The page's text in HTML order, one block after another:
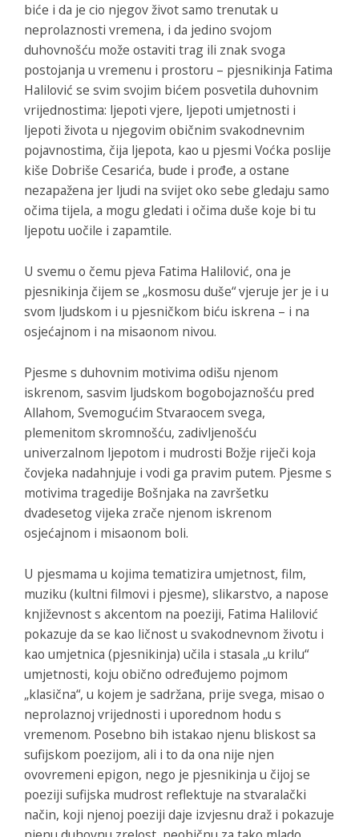
biće i da je cio njegov život samo trenutak u
neprolaznosti vremena, i da jedino svojom
duhovnošću može ostaviti trag ili znak svoga
postojanja u vremenu i prostoru – pjesnikinja Fatima
Halilović se svim svojim bićem posvetila duhovnim
vrijednostima: ljepoti vjere, ljepoti umjetnosti i
ljepoti života u njegovim običnim svakodnevnim
pojavnostima, čija ljepota, kao u pjesmi Voćka poslije
kiše Dobriše Cesarića, bude i prođe, a ostane
nezapažena jer ljudi na svijet oko sebe gledaju samo
očima tijela, a mogu gledati i očima duše koje bi tu
ljepotu uočile i zapamtile.
U svemu o čemu pjeva Fatima Halilović, ona je
pjesnikinja čijem se „kosmosu duše“ vjeruje jer je i u
svom ljudskom i u pjesničkom biću iskrena – i na
osjećajnom i na misaonom nivou.
Pjesme s duhovnim motivima odišu njenom
iskrenom, sasvim ljudskom bogobojaznošću pred
Allahom, Svemogućim Stvaraocem svega,
plemenitom skromnošću, zadivljenošću
univerzalnom ljepotom i mudrosti Božje riječi koja
čovjeka nadahnjuje i vodi ga pravim putem. Pjesme s
motivima tragedije Bošnjaka na završetku
dvadesetog vijeka zrače njenom iskrenom
osjećajnom i misaonom boli.
U pjesmama u kojima tematizira umjetnost, film,
muziku (kultni filmovi i pjesme), slikarstvo, a napose
književnost s akcentom na poeziji, Fatima Halilović
pokazuje da se kao ličnost u svakodnevnom životu i
kao umjetnica (pjesnikinja) učila i stasala „u krilu“
umjetnosti, koju obično određujemo pojmom
„klasična“, u kojem je sadržana, prije svega, misao o
neprolaznoj vrijednosti i uporednom hodu s
vremenom. Posebno bih istakao njenu bliskost sa
sufijskom poezijom, ali i to da ona nije njen
ovovremeni epigon, nego je pjesnikinja u čijoj se
poeziji sufijska mudrost reflektuje na stvaralački
način, koji njenoj poeziji daje izvjesnu draž i pokazuje